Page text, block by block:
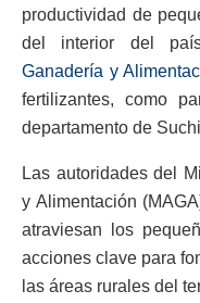
productividad de
del interior del
Ganadería y
fertilizantes, como
departamento de
Las autoridades del
y Alimentación
atraviesan los
acciones clave para
las áreas rurales del